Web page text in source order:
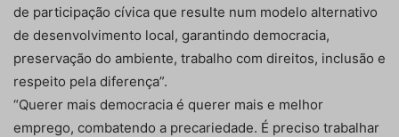
de participação cívica que resulte num modelo alternativo
de desenvolvimento local, garantindo democracia,
preservação do ambiente, trabalho com direitos, inclusão e
respeito pela diferença”.
“Querer mais democracia é querer mais e melhor
emprego, combatendo a precariedade. É preciso trabalhar